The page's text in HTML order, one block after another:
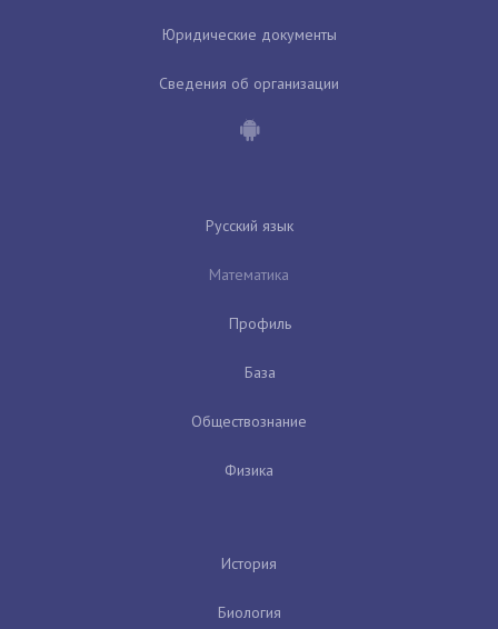
Юридические документы
Сведения об организации
Русский язык
Математика
Профиль
База
Обществознание
Физика
История
Биология